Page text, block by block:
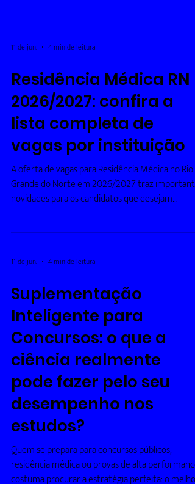
corrida rumo à residência médica. Mas, além de
entender que a forma de preparação também
e Revalida e a crescente valorização do padrão de
cobrança do INEP, estudar com estratégia deixou
de ser um diferencial — tornou-se uma
necessidade. Principais
Residência Médica RN
2026/2027: confira a
lista completa de
vagas por instituição
A oferta de vagas para Residência Médica no Rio
Grande do Norte em 2026/2027 traz importantes
ingressar na especialização médica pelo ENARE.
UFRN/EBSERH, instituições como o Hospital
passam a oferecer novas oportunidades. Ao todo,
são 220 vagas distribuídas em diversas
especialidades e instituições do estado,
contemplando tanto áreas de
Suplementação
Inteligente para
Concursos: o que a
ciência realmente
pode fazer pelo seu
desempenho nos
estudos?
Quem se prepara para concursos públicos,